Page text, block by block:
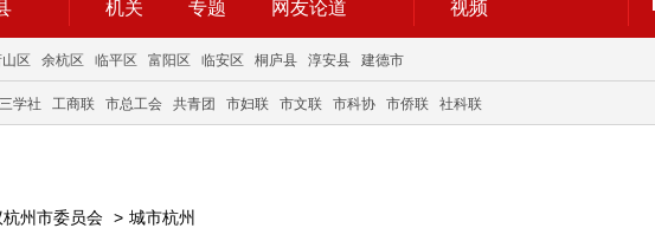
机关
专题 网友论道
视频
区 余杭区 临平区 富阳区 临安区 桐庐县 淳安县 建德市
学社 工商联 市总工会 共青团 市妇联 市文联 市科协 市侨联 社科联
州市委员会 > 城市杭州